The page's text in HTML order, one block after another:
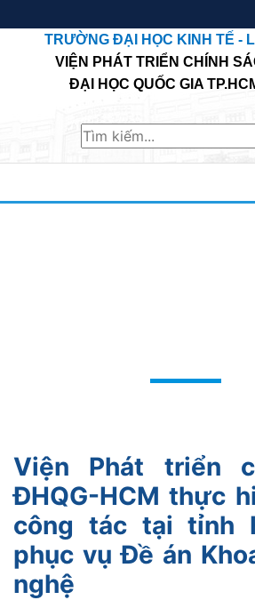
TRƯỜNG ĐẠI HỌC KINH TẾ -
VIỆN PHÁT TRIỂN CHÍNH
ĐẠI HỌC QUỐC GIA
Viện Phát triển
ĐHQG-HCM thực
công tác tại tỉnh
phục vụ Đề án
nghệ